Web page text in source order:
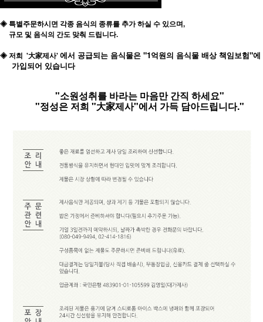
◈ 특별주문하시면 각종 음식의 종류를 추가 하실 수 있으며,
규모 및 음식의 간도 맞춰 드립니다.
◈ 저희 '大家제사'에서 공급되는 음식물은 "1억원의 음식물 배상 책임보험"에
가입되어 있습니다
"소원성취를 바라는 마음만 간직 하세요"
"정성은 저희 "大家제사"에서 가득 담아드립니다."